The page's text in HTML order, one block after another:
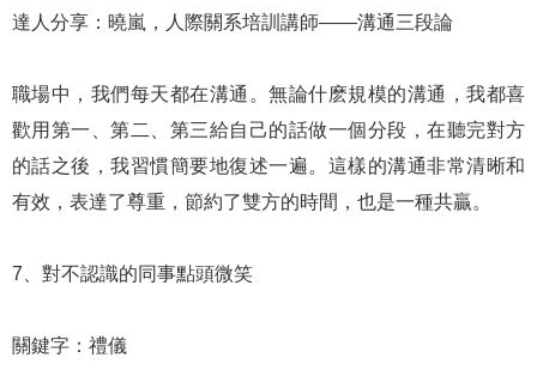
達人分享：曉嵐，人際關系培訓講師——溝通三段論
職場中，我們每天都在溝通。無論什麽規模的溝通，我都喜
歡用第一、第二、第三給自己的話做一個分段，在聽完對方
的話之後，我習慣簡要地復述一遍。這樣的溝通非常清晰和
有效，表達了尊重，節約了雙方的時間，也是一種共贏。
7、對不認識的同事點頭微笑
關鍵字：禮儀